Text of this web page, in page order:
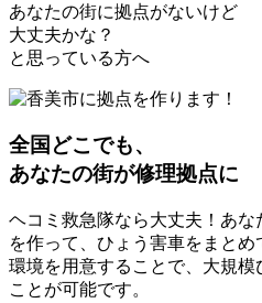
あなたの街に拠点がないけど
大丈夫かな？
と思っている方へ
全国どこでも、
あなたの街が修理拠点に
ヘコミ救急隊なら大丈夫！あ
を作って、ひょう害車をまと
環境を用意することで、大規
ことが可能です。